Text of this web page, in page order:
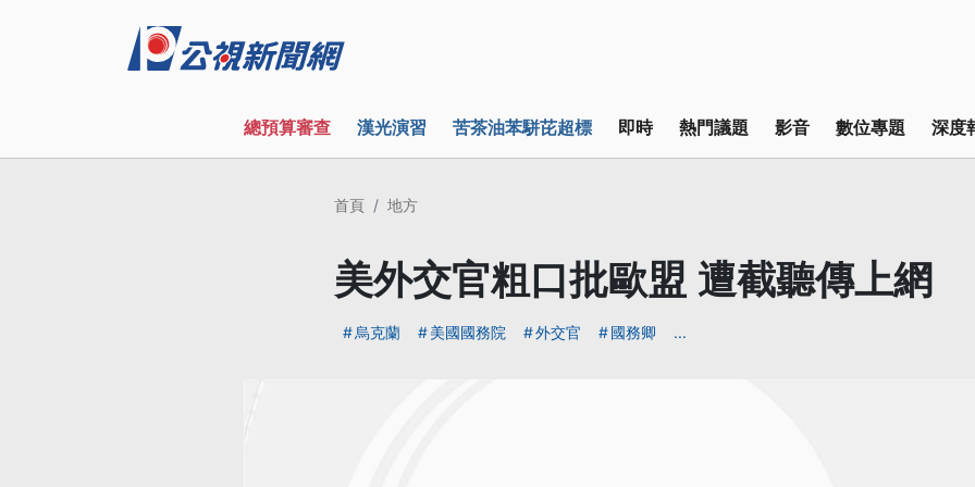
總預算審查 漢光演習 苦茶油苯駢芘超標 即時 熱門議題 影音 數位專題 深度
首頁 地方
美外交官粗口批歐盟 遭截聽傳上網
烏克蘭 美國國務院 外交官 國務卿 ...